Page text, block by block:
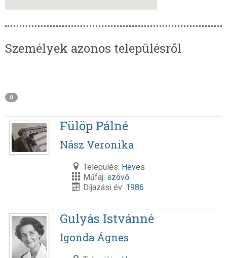
Személyek azonos településről
8
Fülöp Pálné
Nász Veronika
Település: Heves
Műfaj: szövő
Díjazási év: 1986
Gulyás Istvánné
Igonda Ágnes